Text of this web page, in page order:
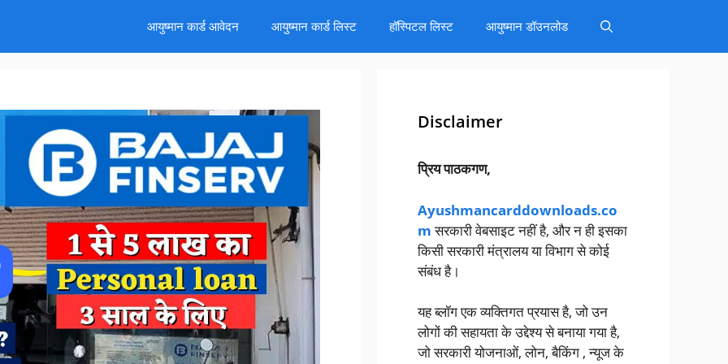
आयुष्मान कार्ड आवेदन आयुष्मान कार्ड लिस्ट हॉस्पिटल लिस्ट आयुष्मान डॉउनलोड
Disclaimer
प्रिय पाठकगण,
Ayushmancarddownloads.co
mसरकारी वेबसाइट नहीं है, और न ही इसका
किसी सरकारी मंत्रालय या विभाग से कोई
संबंध है।
यह ब्लॉग एक व्यक्तिगत प्रयास है, जो उन
लोगों की सहायता के उद्देश्य से बनाया गया है,
जो सरकारी योजनाओं, लोन, बैकिंग , न्यूज के